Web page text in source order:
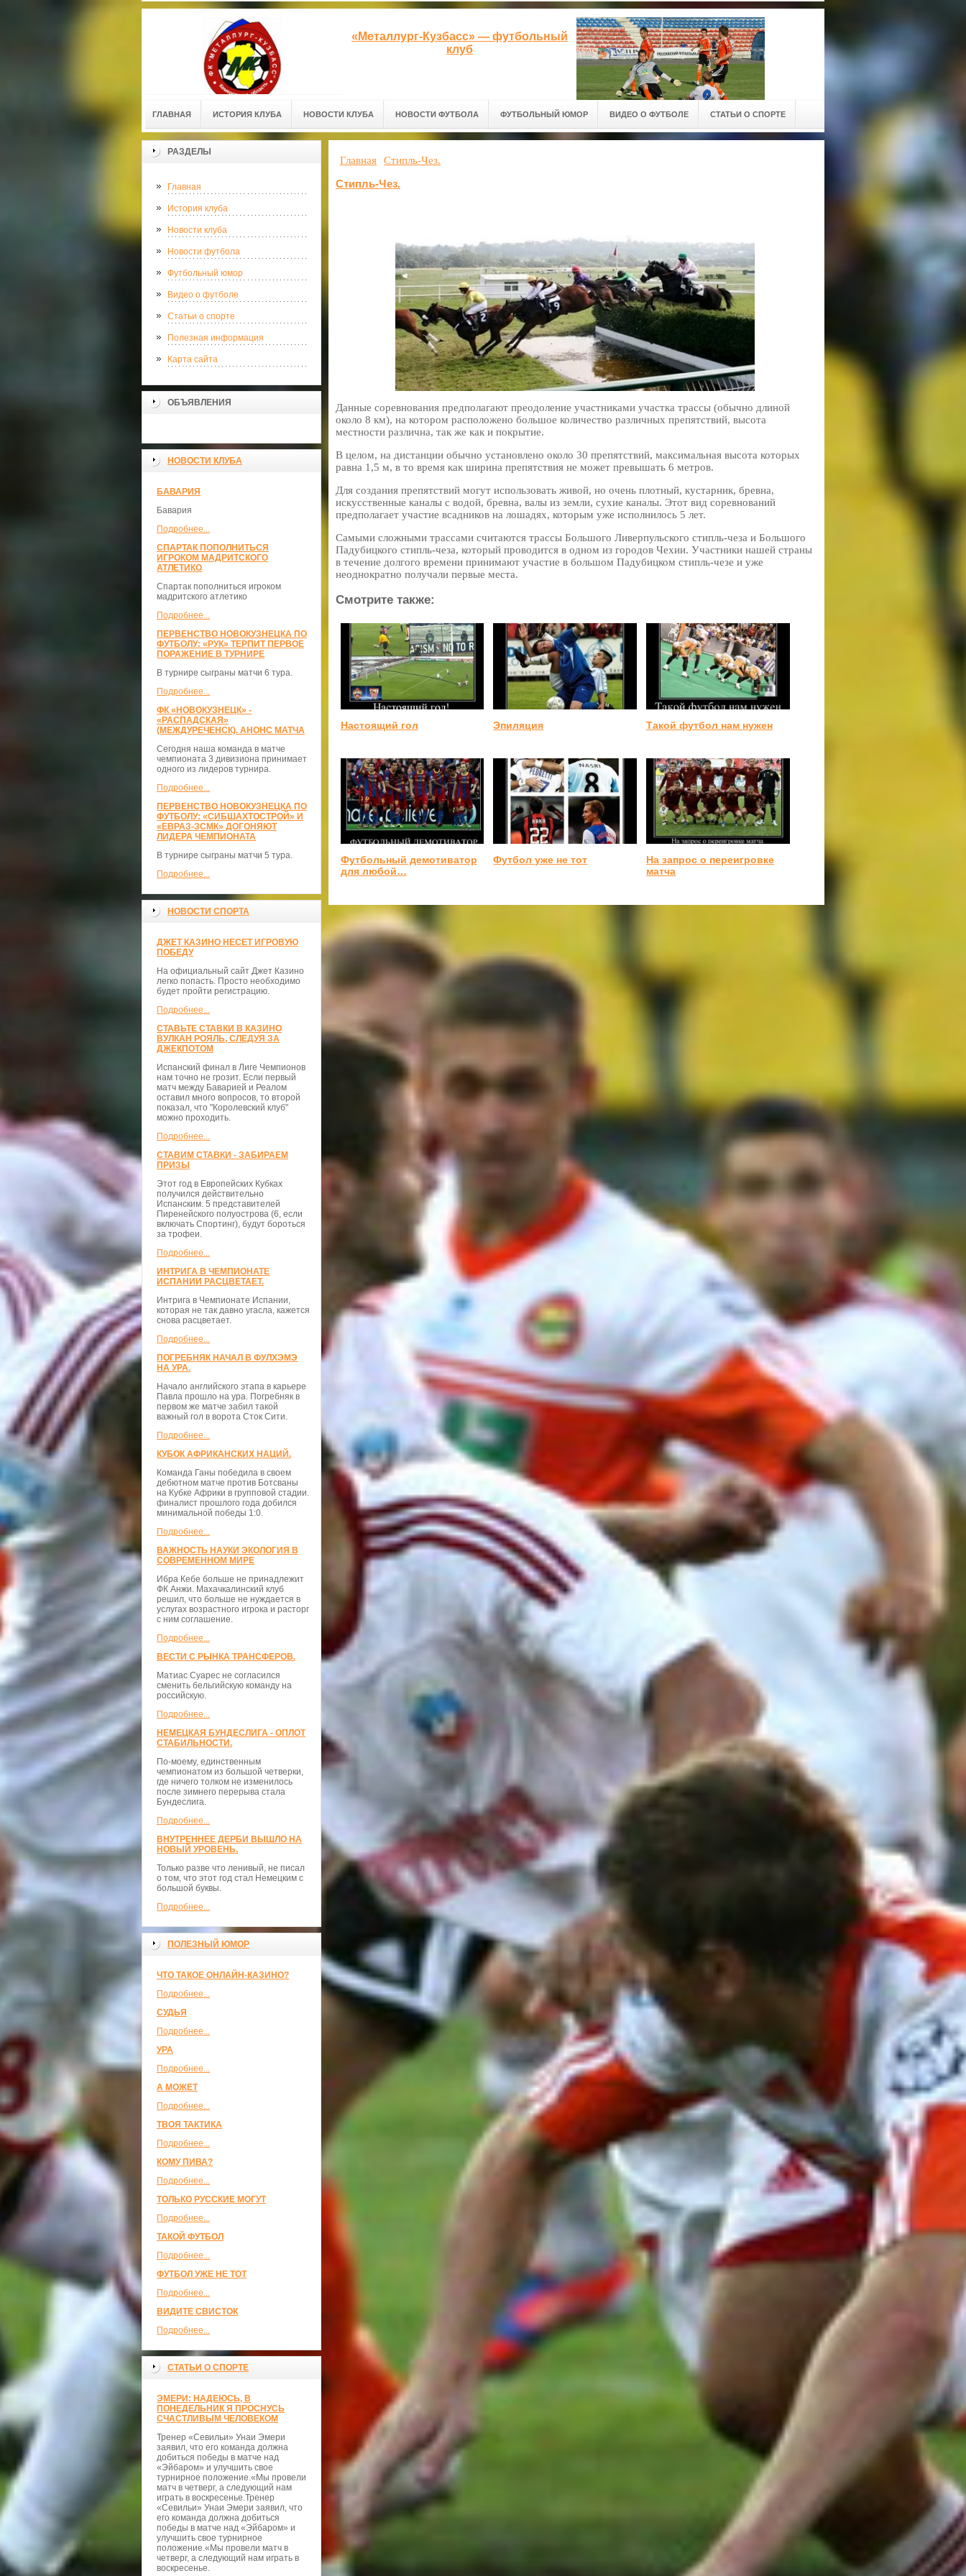
«Металлург-Кузбасс» — футбольный
клуб
ГЛАВНАЯ ИСТОРИЯ КЛУБА НОВОСТИ КЛУБА НОВОСТИ ФУТБОЛА ФУТБОЛЬНЫЙ ЮМОР ВИДЕО О ФУТБОЛЕ СТАТЬИ О СПОРТЕ
РАЗДЕЛЫ
Главная
История клуба
Новости клуба
Новости футбола
Футбольный юмор
Видео о футболе
Статьи о спорте
Полезная информация
Карта сайта
ОБЪЯВЛЕНИЯ
НОВОСТИ КЛУБА
БАВАРИЯ
Бавария
Подробнее...
СПАРТАК ПОПОЛНИТЬСЯ
ИГРОКОМ МАДРИТСКОГО
АТЛЕТИКО
Спартак пополниться игроком
мадритского атлетико
Подробнее...
ПЕРВЕНСТВО НОВОКУЗНЕЦКА ПО
ФУТБОЛУ: «РУК» ТЕРПИТ ПЕРВОЕ
ПОРАЖЕНИЕ В ТУРНИРЕ
В турнире сыграны матчи 6 тура.
Подробнее...
ФК «НОВОКУЗНЕЦК» -
«РАСПАДСКАЯ»
(МЕЖДУРЕЧЕНСК). АНОНС МАТЧА
Сегодня наша команда в матче
чемпионата 3 дивизиона принимает
одного из лидеров турнира.
Подробнее...
ПЕРВЕНСТВО НОВОКУЗНЕЦКА ПО
ФУТБОЛУ: «СИБШАХТОСТРОЙ» И
«ЕВРАЗ-ЗСМК» ДОГОНЯЮТ
ЛИДЕРА ЧЕМПИОНАТА
В турнире сыграны матчи 5 тура.
Подробнее...
НОВОСТИ СПОРТА
ДЖЕТ КАЗИНО НЕСЕТ ИГРОВУЮ
ПОБЕДУ
На официальный сайт Джет Казино
легко попасть. Просто необходимо
будет пройти регистрацию.
Подробнее...
СТАВЬТЕ СТАВКИ В КАЗИНО
ВУЛКАН РОЯЛЬ, СЛЕДУЯ ЗА
ДЖЕКПОТОМ
Испанский финал в Лиге Чемпионов
нам точно не грозит. Если первый
матч между Баварией и Реалом
оставил много вопросов, то второй
показал, что "Королевский клуб"
можно проходить.
Подробнее...
СТАВИМ СТАВКИ - ЗАБИРАЕМ
ПРИЗЫ
Этот год в Европейских Кубках
получился действительно
Испанским. 5 представителей
Пиренейского полуострова (6, если
включать Спортинг), будут бороться
за трофеи.
Подробнее...
ИНТРИГА В ЧЕМПИОНАТЕ
ИСПАНИИ РАСЦВЕТАЕТ.
Интрига в Чемпионате Испании,
которая не так давно угасла, кажется
снова расцветает.
Подробнее...
ПОГРЕБНЯК НАЧАЛ В ФУЛХЭМЭ
НА УРА.
Начало английского этапа в карьере
Павла прошло на ура. Погребняк в
первом же матче забил такой
важный гол в ворота Сток Сити.
Подробнее...
КУБОК АФРИКАНСКИХ НАЦИЙ.
Команда Ганы победила в своем
дебютном матче против Ботсваны
на Кубке Африки в групповой стадии.
финалист прошлого года добился
минимальной победы 1:0.
Подробнее...
ВАЖНОСТЬ НАУКИ ЭКОЛОГИЯ В
СОВРЕМЕННОМ МИРЕ
Ибра Кебе больше не принадлежит
ФК Анжи. Махачкалинский клуб
решил, что больше не нуждается в
услугах возрастного игрока и расторг
с ним соглашение.
Подробнее...
ВЕСТИ С РЫНКА ТРАНСФЕРОВ.
Матиас Суарес не согласился
сменить бельгийскую команду на
российскую.
Подробнее...
НЕМЕЦКАЯ БУНДЕСЛИГА - ОПЛОТ
СТАБИЛЬНОСТИ.
По-моему, единственным
чемпионатом из большой четверки,
где ничего толком не изменилось
после зимнего перерыва стала
Бундеслига.
Подробнее...
ВНУТРЕННЕЕ ДЕРБИ ВЫШЛО НА
НОВЫЙ УРОВЕНЬ.
Только разве что ленивый, не писал
о том, что этот год стал Немецким с
большой буквы.
Подробнее...
ПОЛЕЗНЫЙ ЮМОР
ЧТО ТАКОЕ ОНЛАЙН-КАЗИНО?
Подробнее...
СУДЬЯ
Подробнее...
УРА
Подробнее...
А МОЖЕТ
Подробнее...
ТВОЯ ТАКТИКА
Подробнее...
КОМУ ПИВА?
Подробнее...
ТОЛЬКО РУССКИЕ МОГУТ
Подробнее...
ТАКОЙ ФУТБОЛ
Подробнее...
ФУТБОЛ УЖЕ НЕ ТОТ
Подробнее...
ВИДИТЕ СВИСТОК
Подробнее...
СТАТЬИ О СПОРТЕ
ЭМЕРИ: НАДЕЮСЬ, В
ПОНЕДЕЛЬНИК Я ПРОСНУСЬ
СЧАСТЛИВЫМ ЧЕЛОВЕКОМ
Тренер «Севильи» Унаи Эмери
заявил, что его команда должна
добиться победы в матче над
«Эйбаром» и улучшить свое
турнирное положение.«Мы провели
матч в четверг, а следующий нам
играть в воскресенье.Тренер
«Севильи» Унаи Эмери заявил, что
его команда должна добиться
победы в матче над «Эйбаром» и
улучшить свое турнирное
положение.«Мы провели матч в
четверг, а следующий нам играть в
воскресенье.
Главная Стипль-Чез.
Стипль-Чез.
Данные соревнования предполагают преодоление участниками участка трассы (обычно длиной
около 8 км), на котором расположено большое количество различных препятствий, высота
местности различна, так же как и покрытие.
В целом, на дистанции обычно установлено около 30 препятствий, максимальная высота которых
равна 1,5 м, в то время как ширина препятствия не может превышать 6 метров.
Для создания препятствий могут использовать живой, но очень плотный, кустарник, бревна,
искусственные каналы с водой, бревна, валы из земли, сухие каналы. Этот вид соревнований
предполагает участие всадников на лошадях, которым уже исполнилось 5 лет.
Самыми сложными трассами считаются трассы Большого Ливерпульского стипль-чеза и Большого
Падубицкого стипль-чеза, который проводится в одном из городов Чехии. Участники нашей страны
в течение долгого времени принимают участие в большом Падубицком стипль-чезе и уже
неоднократно получали первые места.
Смотрите также:
Настоящий гол Эпиляция Такой футбол нам нужен
Футбольный демотиватор
для любой…
Футбол уже не тот
На запрос о переигровке
матча